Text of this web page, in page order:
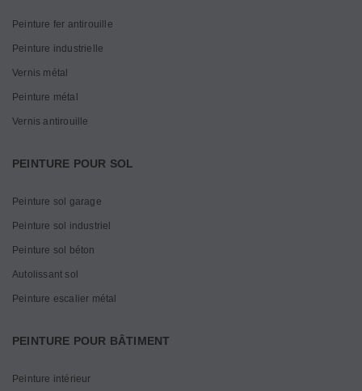
Peinture fer antirouille
Peinture industrielle
Vernis métal
Peinture métal
Vernis antirouille
PEINTURE POUR SOL
Peinture sol garage
Peinture sol industriel
Peinture sol béton
Autolissant sol
Peinture escalier métal
PEINTURE POUR BÂTIMENT
Peinture intérieur